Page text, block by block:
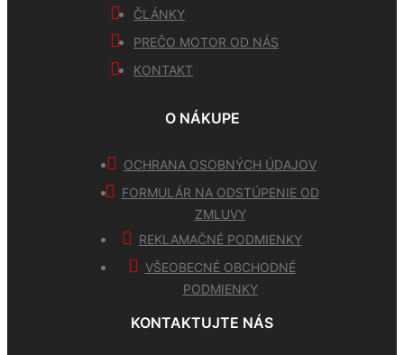
ČLÁNKY
PREČO MOTOR OD NÁS
KONTAKT
O NÁKUPE
OCHRANA OSOBNÝCH ÚDAJOV
FORMULÁR NA ODSTÚPENIE OD
ZMLUVY
REKLAMAČNÉ PODMIENKY
VŠEOBECNÉ OBCHODNÉ
PODMIENKY
KONTAKTUJTE NÁS